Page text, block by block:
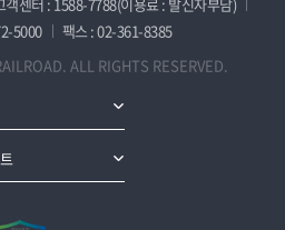
5000
팩스 : 02-361-8385
ALL RIGHTS RESERVED.